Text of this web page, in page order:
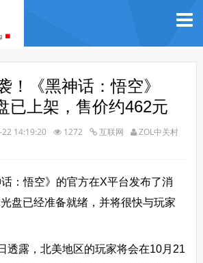
！《黑神话：悟空》
已上架，售价约462元
14:19:20 1272 互联网 ZOL中关村
：悟空》的官方在X平台发布了消
盘已经准备就绪，并将很快与玩家
透露，北美地区的玩家将会在10月21